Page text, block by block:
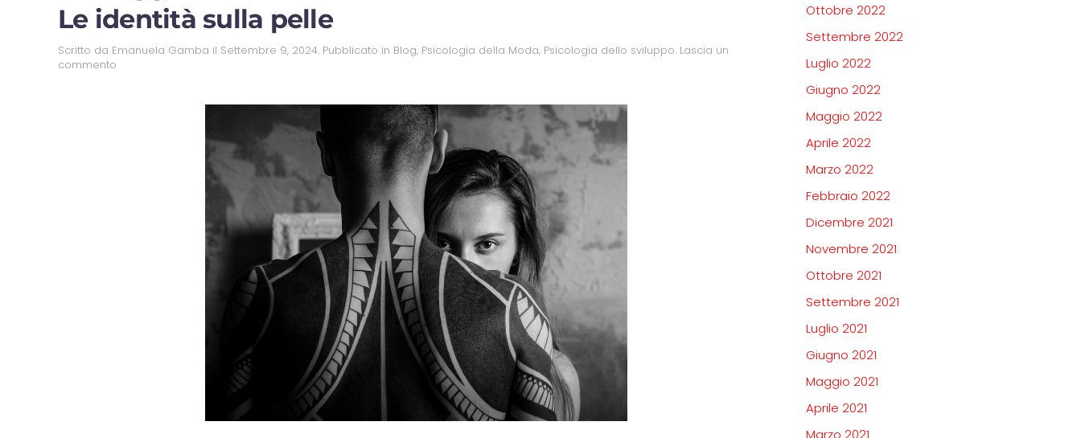
Le identità sulla pelle
Scritto da Emanuela Gamba il Settembre 9, 2024. Pubblicato in Blog, Psicologia della Moda, Psicologia dello sviluppo. Lascia un
commento
Ottobre 2022
Settembre 2022
Luglio 2022
Giugno 2022
Maggio 2022
Aprile 2022
Marzo 2022
Febbraio 2022
Dicembre 2021
Novembre 2021
Ottobre 2021
Settembre 2021
Luglio 2021
Giugno 2021
Maggio 2021
Aprile 2021